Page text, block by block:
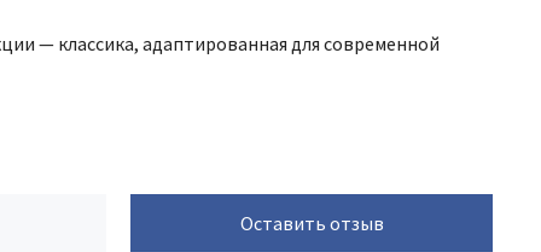
— классика, адаптированная для современной
Оставить отзыв